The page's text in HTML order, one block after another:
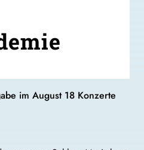
im August 18 Konzerte